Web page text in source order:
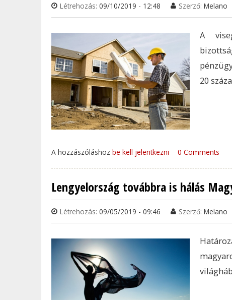
Létrehozás: 09/10/2019 - 12:48 Szerző: Melano
A
20
A hozzászóláshoz be kell jelentkezni 0 Comments
Lengyelország továbbra is hálás
Létrehozás: 09/05/2019 - 09:46 Szerző: Melano